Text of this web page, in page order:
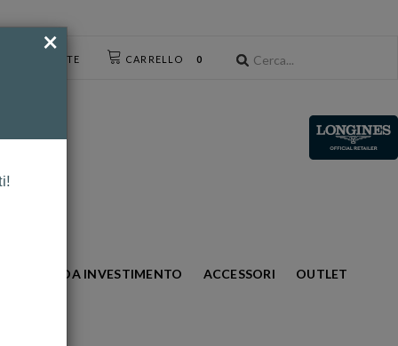
CARRELLO 0
UTENTE
ORO DA INVESTIMENTO ACCESSORI
OUTLET
×